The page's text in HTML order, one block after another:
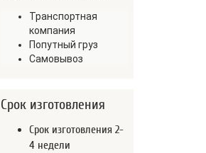
Транспортная
компания
Попутный груз
Самовывоз
Срок изготовления
Срок изготовления 2-
4 недели